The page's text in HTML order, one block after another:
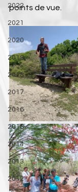
2022
2021
2020
2019
2018
2017
2016
2015
2014
2013
2012
points de vue.